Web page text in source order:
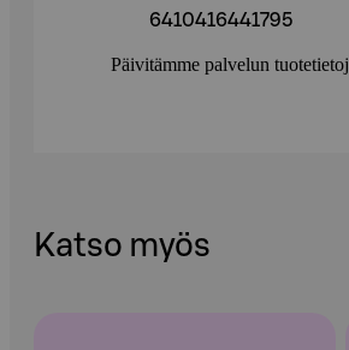
6410416441795
Päivitämme palvelun
Katso myös